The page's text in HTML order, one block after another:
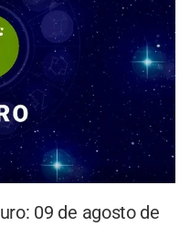
09 de agosto de